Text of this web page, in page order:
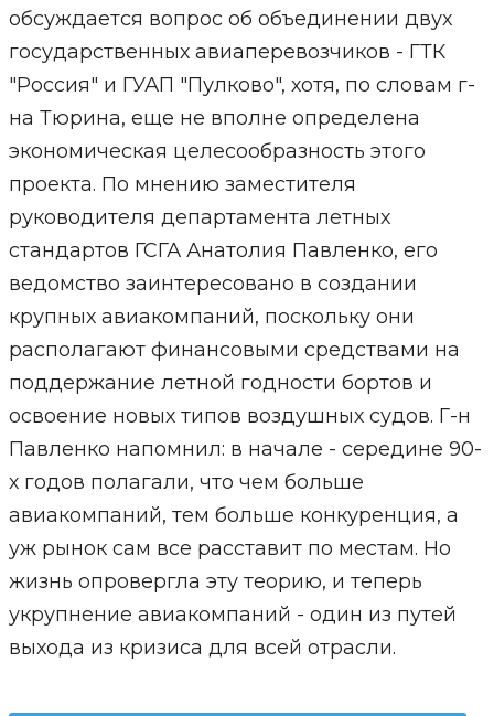
обсуждается вопрос об объединении двух
государственных авиаперевозчиков - ГТК
"Россия" и ГУАП "Пулково", хотя, по словам г-
на Тюрина, еще не вполне определена
экономическая целесообразность этого
проекта. По мнению заместителя
руководителя департамента летных
стандартов ГСГА Анатолия Павленко, его
ведомство заинтересовано в создании
крупных авиакомпаний, поскольку они
располагают финансовыми средствами на
поддержание летной годности бортов и
освоение новых типов воздушных судов. Г-н
Павленко напомнил: в начале - середине 90-
х годов полагали, что чем больше
авиакомпаний, тем больше конкуренция, а
уж рынок сам все расставит по местам. Но
жизнь опровергла эту теорию, и теперь
укрупнение авиакомпаний - один из путей
выхода из кризиса для всей отрасли.